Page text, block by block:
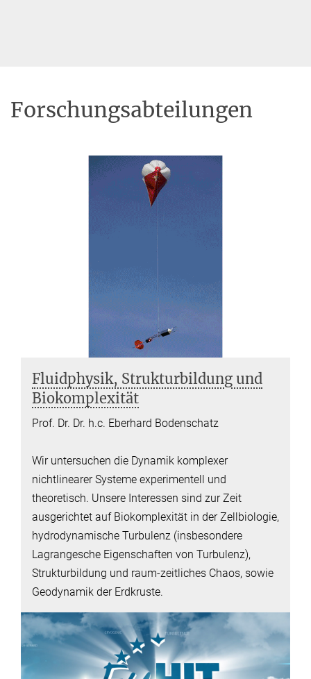
Forschungsabteilungen
Fluidphysik, Strukturbildung und
Biokomplexität
Prof. Dr. Dr. h.c. Eberhard Bodenschatz
Wir untersuchen die Dynamik komplexer
nichtlinearer Systeme experimentell und
theoretisch. Unsere Interessen sind zur Zeit
ausgerichtet auf Biokomplexität in der Zellbiologie,
hydrodynamische Turbulenz (insbesondere
Lagrangesche Eigenschaften von Turbulenz),
Strukturbildung und raum-zeitliches Chaos, sowie
Geodynamik der Erdkruste.